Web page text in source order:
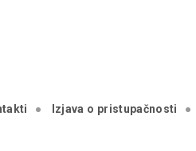
Izjava o pristupačnosti